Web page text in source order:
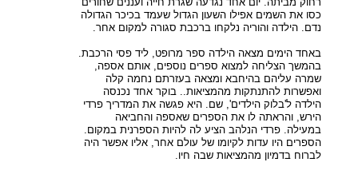
כסו את השמים אפילו השעון הגדול שעמד בכיכר הגדולה
נדם. הילדה והוריה נלקחו ברכבת סגורה למקום אחר.
באחד הימים מצאה הילדה ספר מרופט, ליד פסי הרכבת.
בהמשך הצליחה למצוא ספרים נוספים, אותם אספה,
שמרה עליהם בהיחבא ומצאה בעזרתם נחמה קלה
ואפשרות להתנתקות מהמציאות.. בוקר אחד נכנסה
הילדה ל'בלוק הילדים', שם. היא פגשה את המדריך פרדי
הירש, והראתה לו את הספרים שאספה והחביאה
במעילה. פרדי הנלהב הציע לה להיות הספרנית במקום.
הספרים היו עדות לקיומו של עולם אחר, אליו אפשר היה
לברוח בדמיון מהמציאות שבה חיו.